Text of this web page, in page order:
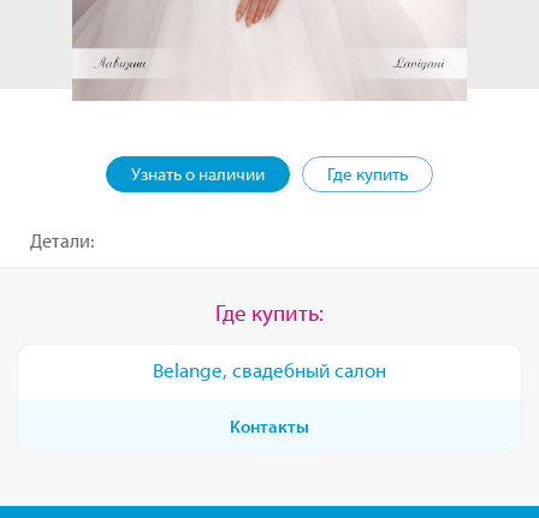
Узнать о наличии Где купить
Детали:
Где купить:
Belange, свадебный салон
Контакты